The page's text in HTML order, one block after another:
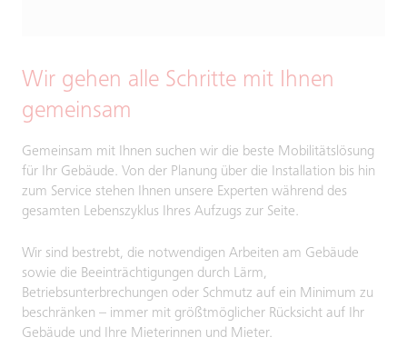
Wir gehen alle Schritte mit Ihnen
gemeinsam
Gemeinsam mit Ihnen suchen wir die beste Mobilitätslösung
für Ihr Gebäude. Von der Planung über die Installation bis hin
zum Service stehen Ihnen unsere Experten während des
gesamten Lebenszyklus Ihres Aufzugs zur Seite.
Wir sind bestrebt, die notwendigen Arbeiten am Gebäude
sowie die Beeinträchtigungen durch Lärm,
Betriebsunterbrechungen oder Schmutz auf ein Minimum zu
beschränken – immer mit größtmöglicher Rücksicht auf Ihr
Gebäude und Ihre Mieterinnen und Mieter.